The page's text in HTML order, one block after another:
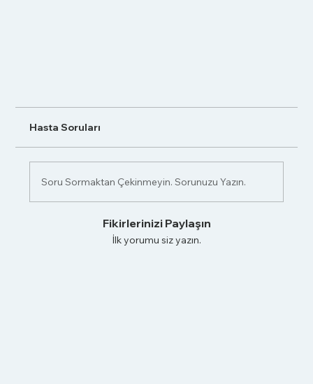
Hasta Soruları
Soru Sormaktan Çekinmeyin. Sorunuzu Yazın.
Fikirlerinizi Paylaşın
İlk yorumu siz yazın.